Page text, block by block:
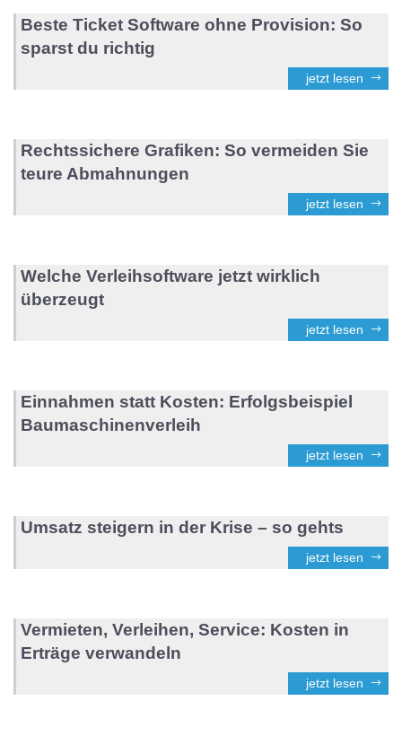
Beste Ticket Software ohne Provision: So
sparst du richtig
jetzt lesen
Rechtssichere Grafiken: So vermeiden Sie
teure Abmahnungen
jetzt lesen
Welche Verleihsoftware jetzt wirklich
überzeugt
jetzt lesen
Einnahmen statt Kosten: Erfolgsbeispiel
Baumaschinenverleih
jetzt lesen
Umsatz steigern in der Krise – so gehts
jetzt lesen
Vermieten, Verleihen, Service: Kosten in
Erträge verwandeln
jetzt lesen